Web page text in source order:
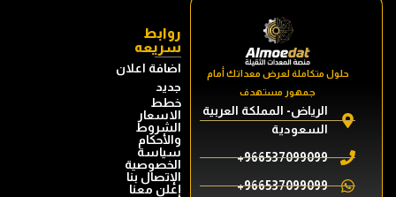
حلول متكاملة لعرض معداتك أمام
جمهور مستهدف
الرياض- المملكة العربية
السعودية
966537099099+
966537099099+
روابط
سريعه
اضافة اعلان
جديد
خطط
الاسعار
الشروط
والأحكام
سياسة
الخصوصية
الإتصال بنا
إعلن معنا